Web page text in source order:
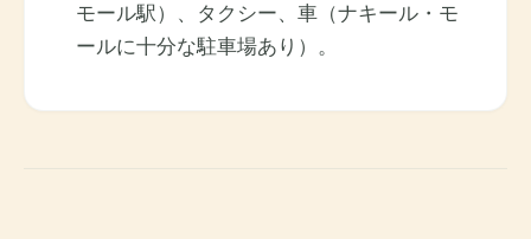
モール駅）、タクシー、車（ナキール・モ
ールに十分な駐車場あり）。